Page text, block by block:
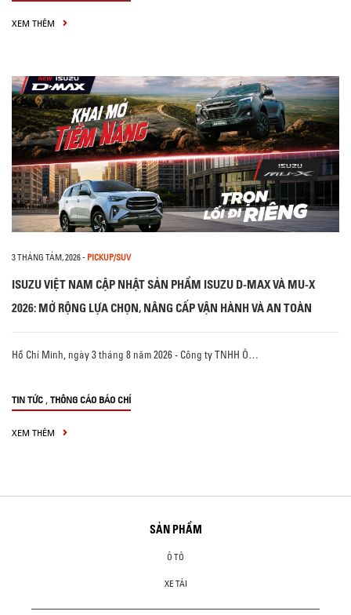
XEM THÊM
3 THÁNG TÁM, 2026- PICKUP/SUV
ISUZU VIỆT NAM CẬP NHẬT SẢN PHẨM ISUZU D-MAX VÀ MU-X
2026: MỞ RỘNG LỰA CHỌN, NÂNG CẤP VẬN HÀNH VÀ AN TOÀN
Hồ Chí Minh, ngày 3 tháng 8 năm 2026 - Công ty TNHH Ô…
TIN TỨC , THÔNG CÁO BÁO CHÍ
XEM THÊM
SẢN PHẨM
Ô TÔ
XE TẢI